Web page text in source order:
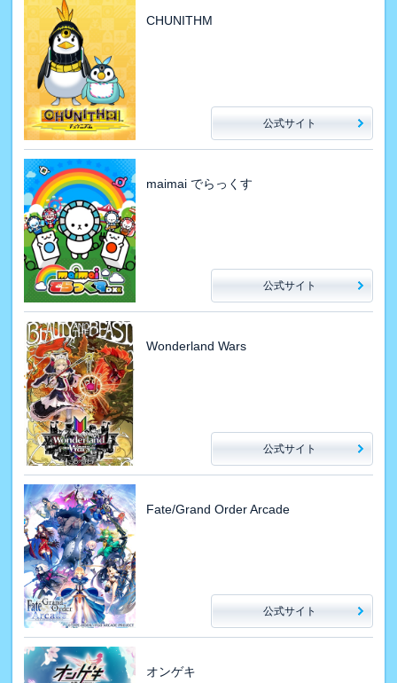
CHUNITHM
公式サイト
maimai でらっくす
公式サイト
Wonderland Wars
公式サイト
Fate/Grand Order Arcade
公式サイト
オンゲキ